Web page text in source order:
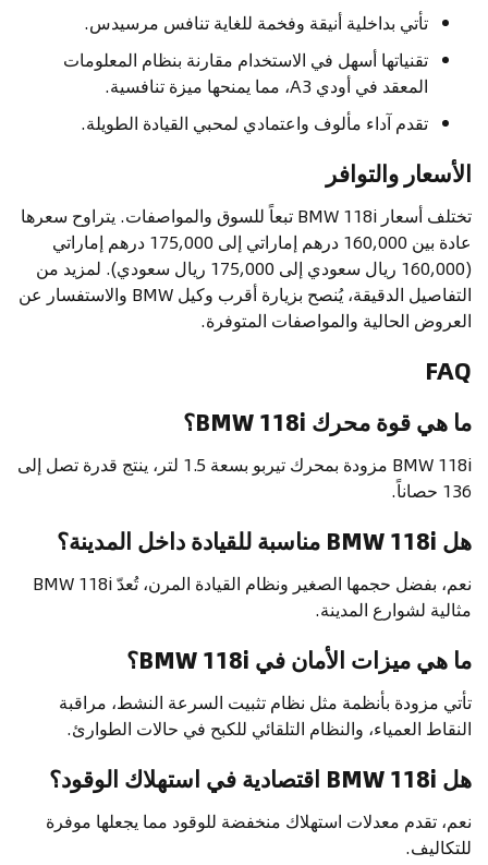
تأتي بداخلية أنيقة وفخمة للغاية تنافس مرسيدس.
تقنياتها أسهل في الاستخدام مقارنة بنظام المعلومات
المعقد في أودي A3، مما يمنحها ميزة تنافسية.
تقدم آداء مألوف واعتمادي لمحبي القيادة الطويلة.
الأسعار والتوافر
تختلف أسعار BMW 118i تبعاً للسوق والمواصفات. يتراوح سعرها
عادة بين 160,000 درهم إماراتي إلى 175,000 درهم إماراتي
(160,000 ريال سعودي إلى 175,000 ريال سعودي). لمزيد من
التفاصيل الدقيقة، يُنصح بزيارة أقرب وكيل BMW والاستفسار عن
العروض الحالية والمواصفات المتوفرة.
FAQ
ما هي قوة محرك BMW 118i؟
BMW 118i مزودة بمحرك تيربو بسعة 1.5 لتر، ينتج قدرة تصل إلى
136 حصاناً.
هل BMW 118i مناسبة للقيادة داخل المدينة؟
نعم، بفضل حجمها الصغير ونظام القيادة المرن، تُعدّ BMW 118i
مثالية لشوارع المدينة.
ما هي ميزات الأمان في BMW 118i؟
تأتي مزودة بأنظمة مثل نظام تثبيت السرعة النشط، مراقبة
النقاط العمياء، والنظام التلقائي للكبح في حالات الطوارئ.
هل BMW 118i اقتصادية في استهلاك الوقود؟
نعم، تقدم معدلات استهلاك منخفضة للوقود مما يجعلها موفرة
للتكاليف.